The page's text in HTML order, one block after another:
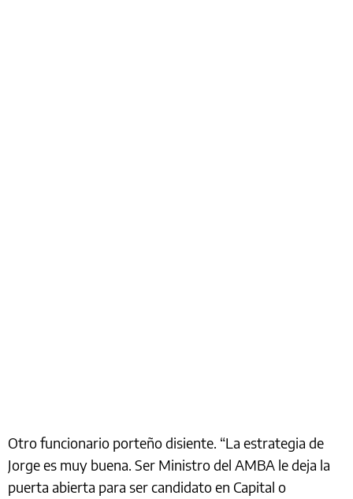
Otro funcionario porteño disiente. “La estrategia de
Jorge es muy buena. Ser Ministro del AMBA le deja la
puerta abierta para ser candidato en Capital o